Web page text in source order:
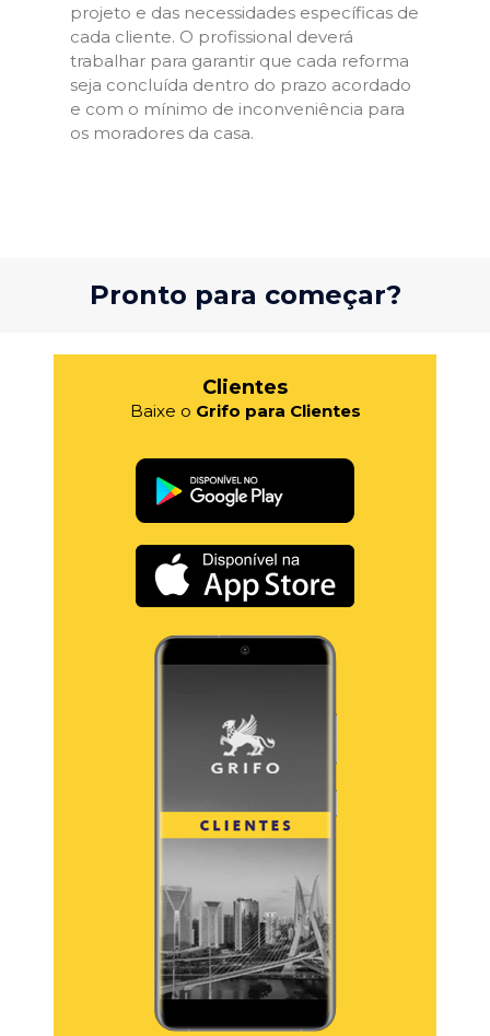
projeto e das necessidades específicas de
cada cliente. O profissional deverá
trabalhar para garantir que cada reforma
seja concluída dentro do prazo acordado
e com o mínimo de inconveniência para
os moradores da casa.
Pronto para começar?
Clientes
Baixe o Grifo para Clientes